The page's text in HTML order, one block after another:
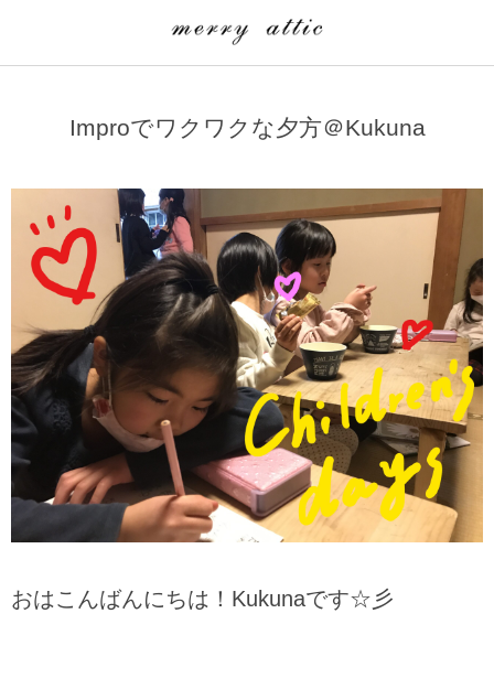
Improでワクワクな夕方＠Kukuna
おはこんばんにちは！Kukunaです☆彡
merry attic ミュージッククラス